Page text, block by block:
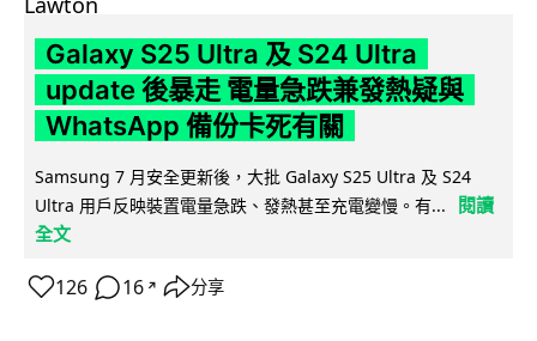
Galaxy S25 Ultra 及 S24 Ultra
update 後暴走 電量急跌兼發熱疑與
WhatsApp 備份卡死有關
Samsung 7 月安全更新後，大批 Galaxy S25 Ultra 及 S24
Ultra 用戶反映裝置電量急跌、發熱甚至充電變慢。有...
閱讀
全文
126 16 ↗ 分享